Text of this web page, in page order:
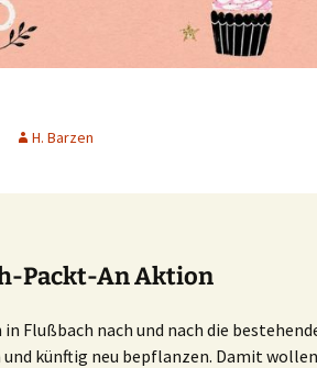
H. Barzen
Packt-An Aktion
Flußbach nach und nach die
künftig neu bepflanzen. Damit